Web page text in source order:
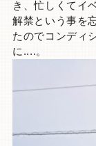
き、忙しくてイ
解禁という事を
たのでコンディ
に....。